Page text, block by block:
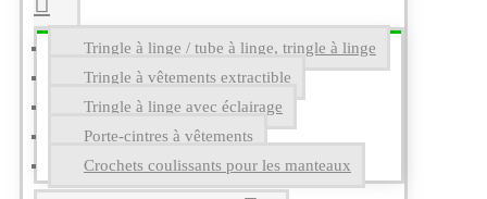
Tringle à linge / tube à linge, tringle à linge
Tringle à vêtements extractible
Tringle à linge avec éclairage
Porte-cintres à vêtements
Crochets coulissants pour les manteaux